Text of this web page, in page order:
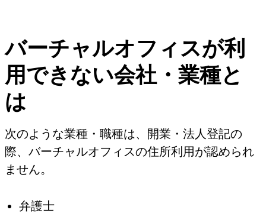
バーチャルオフィスが利
用できない会社・業種と
は
次のような業種・職種は、開業・法人登記の
際、バーチャルオフィスの住所利用が認められ
ません。
弁護士